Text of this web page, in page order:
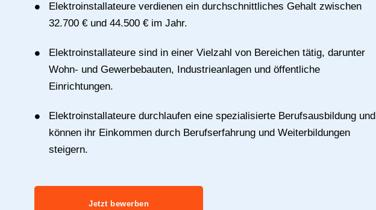
Elektroinstallateure verdienen ein durchschnittliches Gehalt zwischen
32.700 € und 44.500 € im Jahr.
Elektroinstallateure sind in einer Vielzahl von Bereichen tätig, darunter
Wohn- und Gewerbebauten, Industrieanlagen und öffentliche
Einrichtungen.
Elektroinstallateure durchlaufen eine spezialisierte Berufsausbildung und
können ihr Einkommen durch Berufserfahrung und Weiterbildungen
steigern.
Jetzt bewerben